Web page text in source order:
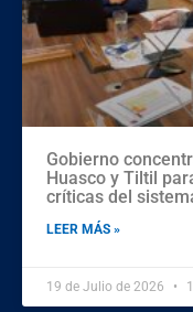
Gobierno
Huasco y Tiltil
críticas del
LEER MÁS »
19 de Julio de 2026